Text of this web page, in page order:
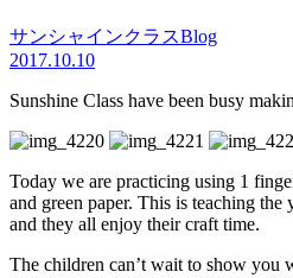
サンシャインクラスBlog
2017.10.10
Sunshine Class have been busy
Today we are practicing using 1
and green paper. This is teaching
and they all enjoy their craft time.
The children can’t wait to show you